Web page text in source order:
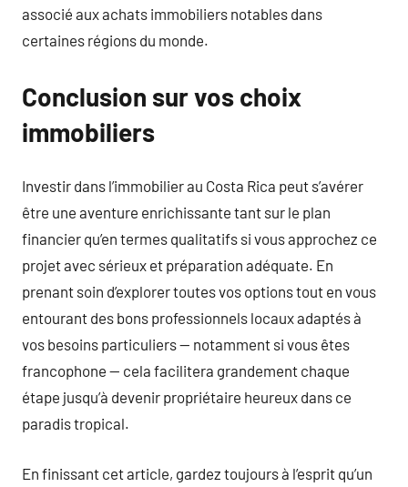
associé aux achats immobiliers notables dans
certaines régions du monde.
Conclusion sur vos choix
immobiliers
Investir dans l’immobilier au Costa Rica peut s’avérer
être une aventure enrichissante tant sur le plan
financier qu’en termes qualitatifs si vous approchez ce
projet avec sérieux et préparation adéquate. En
prenant soin d’explorer toutes vos options tout en vous
entourant des bons professionnels locaux adaptés à
vos besoins particuliers — notamment si vous êtes
francophone — cela facilitera grandement chaque
étape jusqu’à devenir propriétaire heureux dans ce
paradis tropical.
En finissant cet article, gardez toujours à l’esprit qu’un